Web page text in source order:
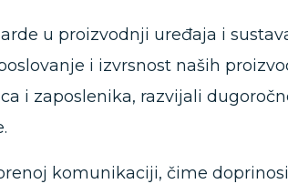
u proizvodnji uređaja i
i izvrsnost naših
i zaposlenika, razvijali
komunikaciji, čime